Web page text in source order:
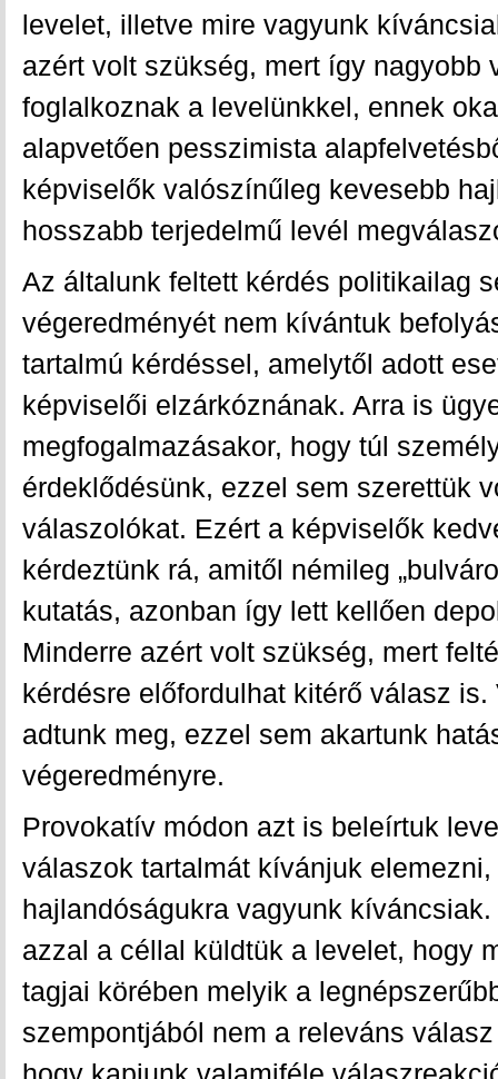
levelet, illetve mire vagyunk
azért volt szükség, mert így nagyobb
foglalkoznak a levelünkkel, ennek
alapvetően pesszimista
képviselők valószínűleg kevesebb
hosszabb terjedelmű levél
Az általunk feltett kérdés politikailag
végeredményét nem kívántuk
tartalmú kérdéssel, amelytől adott
képviselői elzárkóznának. Arra is
megfogalmazásakor, hogy túl
érdeklődésünk, ezzel sem szerettük
válaszolókat. Ezért a képviselők
kérdeztünk rá, amitől némileg
kutatás, azonban így lett kellően
Minderre azért volt szükség, mert
kérdésre előfordulhat kitérő válasz
adtunk meg, ezzel sem akartunk
végeredményre.
Provokatív módon azt is beleírtuk
válaszok tartalmát kívánjuk
hajlandóságukra vagyunk
azzal a céllal küldtük a levelet, hogy
tagjai körében melyik a
szempontjából nem a releváns